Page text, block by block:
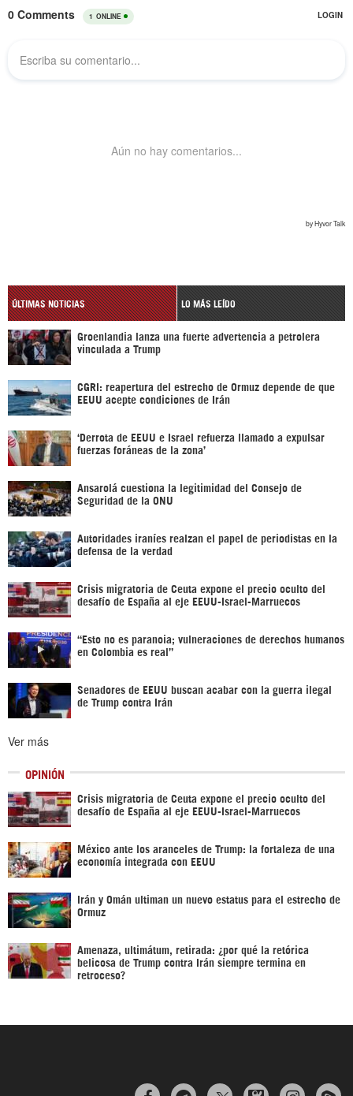
ÚLTIMAS NOTICIAS LO MÁS LEÍDO
Groenlandia lanza una fuerte advertencia a petrolera
vinculada a Trump
CGRI: reapertura del estrecho de Ormuz depende de que
EEUU acepte condiciones de Irán
‘Derrota de EEUU e Israel refuerza llamado a expulsar
fuerzas foráneas de la zona’
Ansarolá cuestiona la legitimidad del Consejo de
Seguridad de la ONU
Autoridades iraníes realzan el papel de periodistas en la
defensa de la verdad
Crisis migratoria de Ceuta expone el precio oculto del
desafío de España al eje EEUU-Israel-Marruecos
“Esto no es paranoia; vulneraciones de derechos humanos
en Colombia es real”
Senadores de EEUU buscan acabar con la guerra ilegal
de Trump contra Irán
Ver más
OPINIÓN
Crisis migratoria de Ceuta expone el precio oculto del
desafío de España al eje EEUU-Israel-Marruecos
México ante los aranceles de Trump: la fortaleza de una
economía integrada con EEUU
Irán y Omán ultiman un nuevo estatus para el estrecho de
Ormuz
Amenaza, ultimátum, retirada: ¿por qué la retórica
belicosa de Trump contra Irán siempre termina en
retroceso?